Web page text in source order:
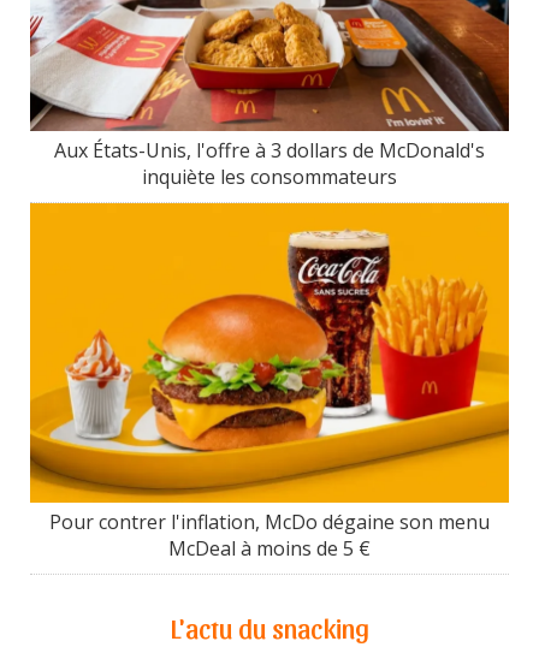
Aux États-Unis, l'offre à 3 dollars de McDonald's
inquiète les consommateurs
Pour contrer l'inflation, McDo dégaine son menu
McDeal à moins de 5 €
L'actu du snacking